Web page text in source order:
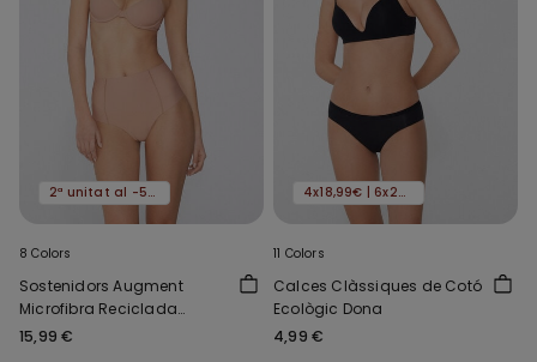
2ª unitat al -50%
8 Colors
Sostenidors Augment
Microfibra Reciclada
Athens
15,99 €
4x18,99€ | 6x24,99€
11 Colors
Calces Clàssiques de Cotó
Ecològic Dona
4,99 €